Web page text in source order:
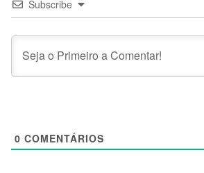
Subscribe
0 COMENTÁRIOS